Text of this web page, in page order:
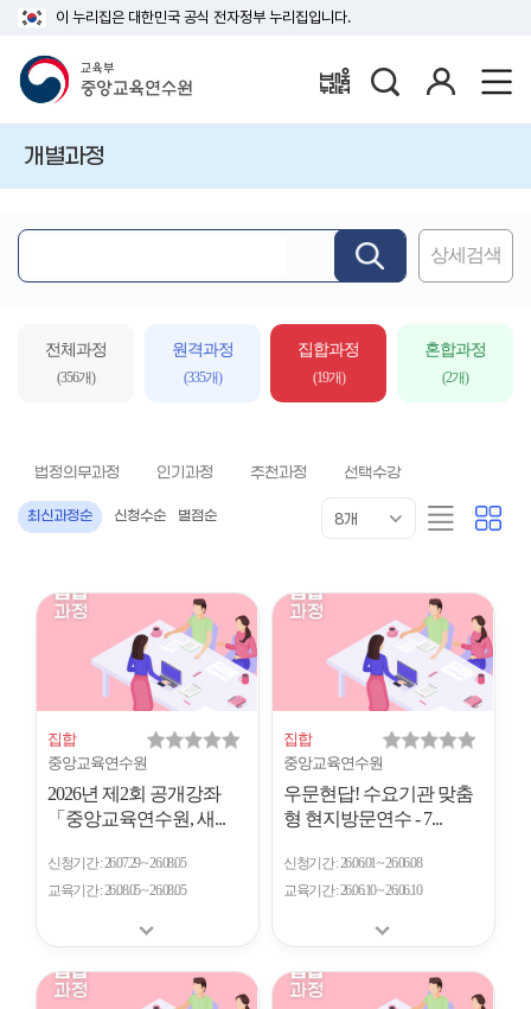
이 누리집은 대한민국 공식 전자정부 누리집입니다.
배움누리터
개별과정
심
상세검색
전체과정
(356개)
원격과정
(335개)
집합과정
(19개)
혼합과정
(2개)
법정의무과정 인기과정 추천과정 선택수강
최신과정순 신청수순 별점순
개
수
8개
리
스
카
드
집합
중앙교육연수원
2026년 제2회 공개강좌
「중앙교육연수원, 새...
신청기간 26.07.29 ~ 26.08.05
교육기간 26.08.05 ~ 26.08.05
집합
중앙교육연수원
우문현답! 수요기관 맞춤
형 현지방문연수 - 7...
신청기간 26.06.01 ~ 26.06.08
교육기간 26.06.10 ~ 26.06.10